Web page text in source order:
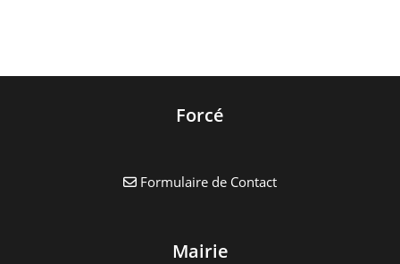
Forcé
Formulaire de Contact
Mairie